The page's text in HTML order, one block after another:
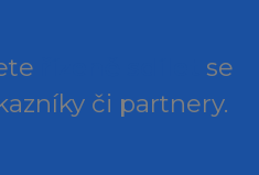
se
či partnery.